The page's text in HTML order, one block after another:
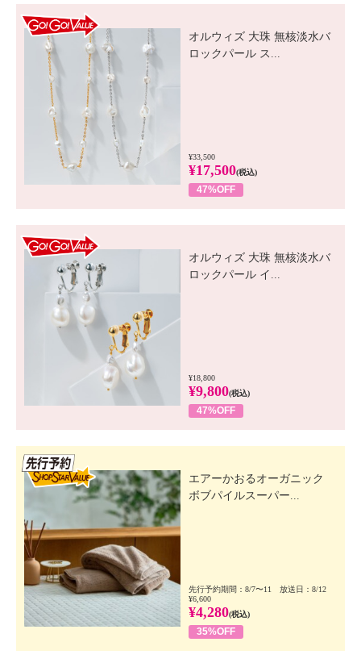
オルウィズ 大珠 無核淡水バ
ロックパール ス...
¥33,500
¥17,500(税込)
47%OFF
オルウィズ 大珠 無核淡水バ
ロックパール イ...
¥18,800
¥9,800(税込)
47%OFF
エアーかおるオーガニック
ボブパイルスーパー...
先行予約期間：8/7〜11 放送日：8/12
¥6,600
¥4,280(税込)
35%OFF